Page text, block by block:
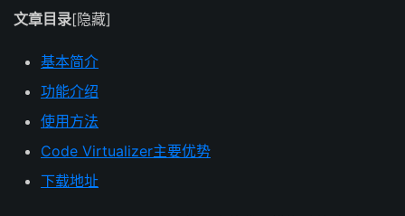
文章目录[隐藏]
基本简介
功能介绍
使用方法
Code Virtualizer主要优势
下载地址